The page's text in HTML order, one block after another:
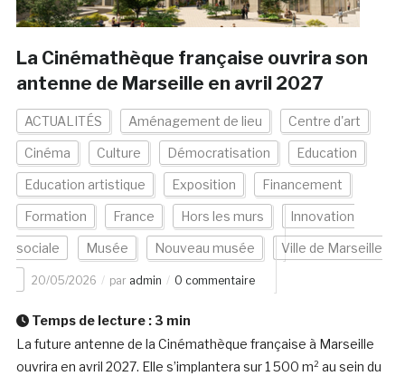
La Cinémathèque française ouvrira son
antenne de Marseille en avril 2027
ACTUALITÉS Aménagement de lieu Centre d'art
Cinéma Culture Démocratisation Education
Education artistique Exposition Financement
Formation France Hors les murs Innovation
sociale Musée Nouveau musée Ville de Marseille
20/05/2026 par admin 0 commentaire
Temps de lecture : 3 min
La future antenne de la Cinémathèque française à Marseille
ouvrira en avril 2027. Elle s’implantera sur 1 500 m² au sein du